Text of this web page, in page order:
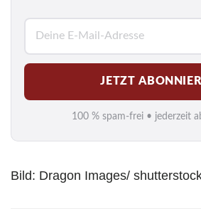
M
a
i
l
*
JETZT
100 % spam-frei • jederzeit
Bild: Dragon Images/